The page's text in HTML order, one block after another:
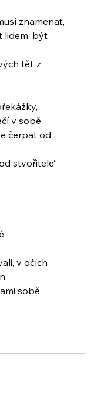
znamenat,
lidem, být
těl, z
v sobě
čerpat od
stvořitele“
v očích
sobě